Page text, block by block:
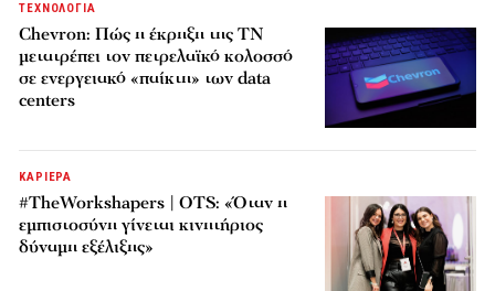
ΤΕΧΝΟΛΟΓΙΑ
Chevron: Πώς η έκρηξη της ΤΝ
μετατρέπει τον πετρελαϊκό κολοσσό
σε ενεργειακό «παίκτη» των data
centers
ΚΑΡΙΕΡΑ
#TheWorkshapers | OTS: «Όταν η
εμπιστοσύνη γίνεται κινητήριος
δύναμη εξέλιξης»